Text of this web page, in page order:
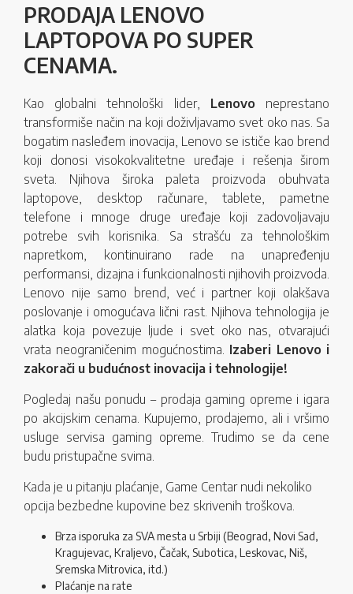
PRODAJA LENOVO
LAPTOPOVA PO SUPER
CENAMA.
Kao globalni tehnološki lider, Lenovo neprestano
transformiše način na koji doživljavamo svet oko nas. Sa
bogatim nasleđem inovacija, Lenovo se ističe kao brend
koji donosi visokokvalitetne uređaje i rešenja širom
sveta. Njihova široka paleta proizvoda obuhvata
laptopove, desktop računare, tablete, pametne
telefone i mnoge druge uređaje koji zadovoljavaju
potrebe svih korisnika. Sa strašću za tehnološkim
napretkom, kontinuirano rade na unapređenju
performansi, dizajna i funkcionalnosti njihovih proizvoda.
Lenovo nije samo brend, već i partner koji olakšava
poslovanje i omogućava lični rast. Njihova tehnologija je
alatka koja povezuje ljude i svet oko nas, otvarajući
vrata neograničenim mogućnostima. Izaberi Lenovo i
zakorači u budućnost inovacija i tehnologije!
Pogledaj našu ponudu – prodaja gaming opreme i igara
po akcijskim cenama. Kupujemo, prodajemo, ali i vršimo
usluge servisa gaming opreme. Trudimo se da cene
budu pristupačne svima.
Kada je u pitanju plaćanje, Game Centar nudi nekoliko
opcija bezbedne kupovine bez skrivenih troškova.
Brza isporuka za SVA mesta u Srbiji (Beograd, Novi Sad,
Kragujevac, Kraljevo, Čačak, Subotica, Leskovac, Niš,
Sremska Mitrovica, itd.)
Plaćanje na rate